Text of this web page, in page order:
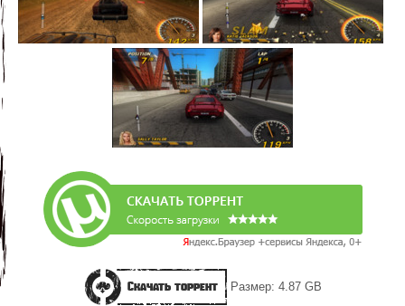
Скачать торрент Размер: 4.87 GB